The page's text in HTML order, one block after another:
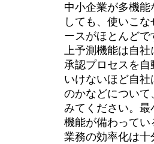
中小企業が多機能
しても、使いこ
ースがほとんど
上予測機能は自社
承認プロセスを
いけないほど自
のかなどについて
みてください。最
機能が備わってい
業務の効率化は十